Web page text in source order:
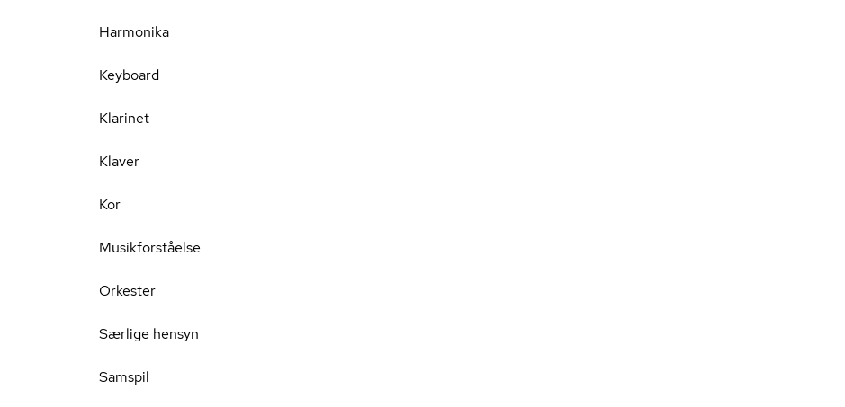
Harmonika
Keyboard
Klarinet
Klaver
Kor
Musikforståelse
Orkester
Særlige hensyn
Samspil